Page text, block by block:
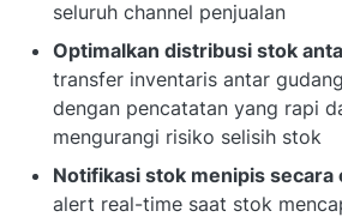
seluruh channel penjualan
Optimalkan distribusi stok
transfer inventaris antar
dengan pencatatan yang rapi
mengurangi risiko selisih stok
Notifikasi stok menipis secara
alert real-time saat stok